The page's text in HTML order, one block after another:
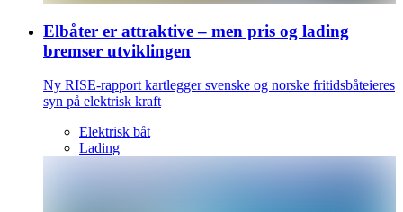
Elbåter er attraktive – men pris og lading
bremser utviklingen
Ny RISE-rapport kartlegger svenske og norske fritidsbåteieres
syn på elektrisk kraft
Elektrisk båt
Lading